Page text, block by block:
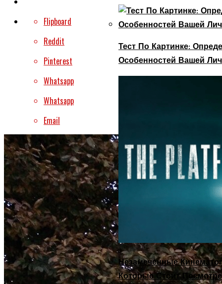
Тест По Картинке:
Особенностей Вашей
Незамеченные
Которые Стоит
Flipboard
Reddit
Pinterest
Whatsapp
Whatsapp
Email